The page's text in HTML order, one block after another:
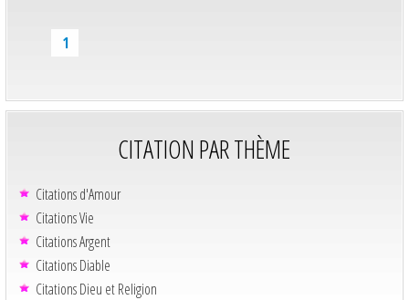
1
CITATION PAR THÈME
Citations d'Amour
Citations Vie
Citations Argent
Citations Diable
Citations Dieu et Religion